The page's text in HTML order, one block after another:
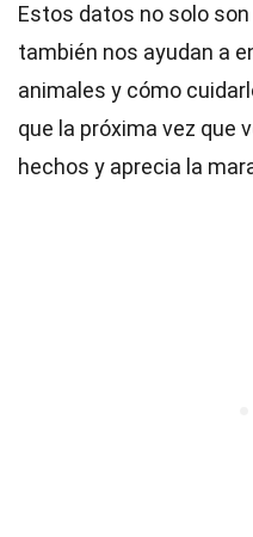
Estos datos no solo
también nos ayudan a
animales y cómo
que la próxima vez que
hechos y aprecia la